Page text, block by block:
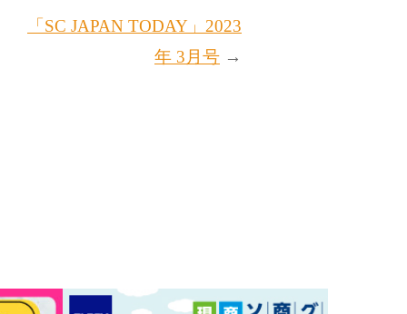
「SC JAPAN TODAY」2023
年 3月号 →